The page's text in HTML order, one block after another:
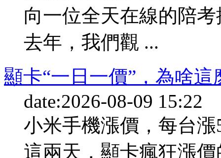
向一位全天在線的陪
去年，我們觀 ...
顯卡“一日一價”，為啥
date:2026-08-09 15:22
小米手機漲價，每台
這兩天，顯卡瘋狂漲